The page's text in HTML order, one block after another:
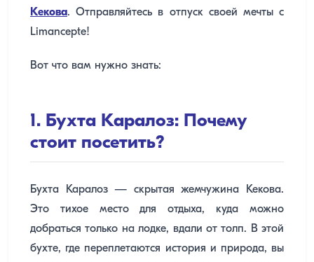
Кекова. Отправляйтесь в отпуск своей мечты с
Limancepte!
Вот что вам нужно знать:
1. Бухта Каралоз: Почему
стоит посетить?
Бухта Каралоз — скрытая жемчужина Кекова.
Это тихое место для отдыха, куда можно
добраться только на лодке, вдали от толп. В этой
бухте, где переплетаются история и природа, вы